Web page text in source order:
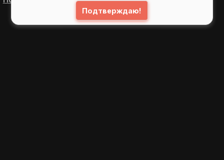
Подтверждаю!